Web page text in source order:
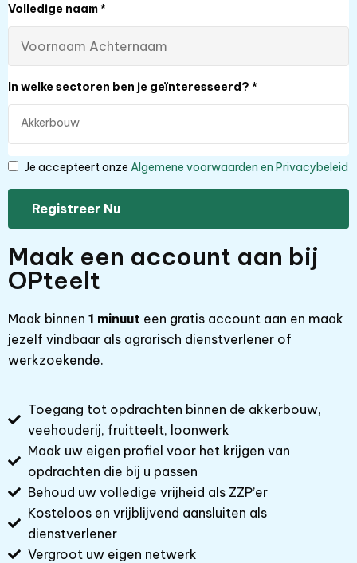
Volledige naam*
In welke sectoren ben je geïnteresseerd? *
Je accepteert onze Algemene voorwaarden en Privacybeleid
Maak een account aan bij
OPteelt
Maak binnen 1 minuut een gratis account aan en maak
jezelf vindbaar als agrarisch dienstverlener of
werkzoekende.
Toegang tot opdrachten binnen de akkerbouw,
veehouderij, fruitteelt, loonwerk
Maak uw eigen profiel voor het krijgen van
opdrachten die bij u passen
Behoud uw volledige vrijheid als ZZP’er
Kosteloos en vrijblijvend aansluiten als
dienstverlener
Vergroot uw eigen netwerk